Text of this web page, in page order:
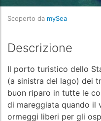
Scoperto da mySea
Descrizione
Il porto turistico dello
(a sinistra del lago) dei
buon riparo in tutte le
di mareggiata quando il
ormeggi liberi per gli